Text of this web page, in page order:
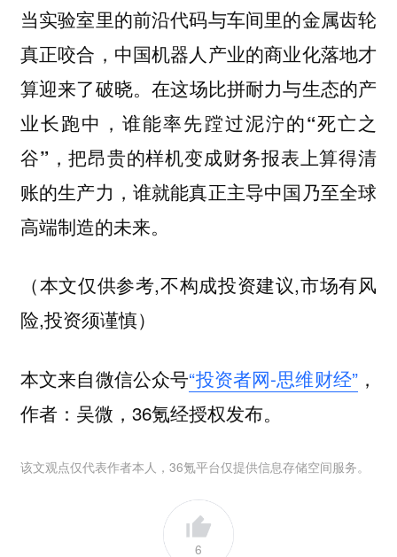
当实验室里的前沿代码与车间里的金属齿轮
真正咬合，中国机器人产业的商业化落地才
算迎来了破晓。在这场比拼耐力与生态的产
业长跑中，谁能率先蹚过泥泞的“死亡之
谷”，把昂贵的样机变成财务报表上算得清
账的生产力，谁就能真正主导中国乃至全球
高端制造的未来。
（本文仅供参考,不构成投资建议,市场有风
险,投资须谨慎）
本文来自微信公众号“投资者网-思维财经”，
作者：吴微，36氪经授权发布。
该文观点仅代表作者本人，36氪平台仅提供信息存储空间服务。
6